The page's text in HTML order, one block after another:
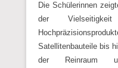
Die Schülerinnen
der
Satellitenbauteile bis
der Reinraum